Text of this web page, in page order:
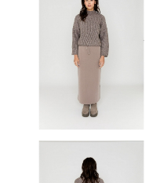
mode